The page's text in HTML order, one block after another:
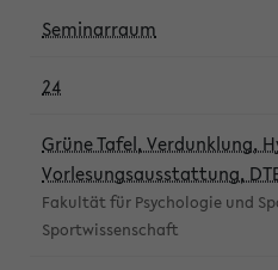
Seminarraum
24
Grüne Tafel, Verdunklung,
Vorlesungsausstattung,
Fakultät für Psychologie und
Sportwissenschaft